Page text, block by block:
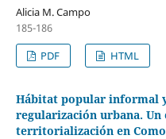
Alicia M. Campo
185-186
PDF
HTML
Hábitat popular informal
regularización urbana. Un
territorialización en